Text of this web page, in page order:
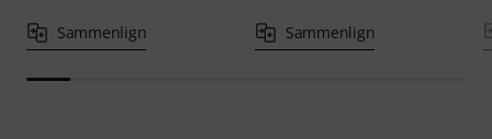
Sammenlign Sammenlign